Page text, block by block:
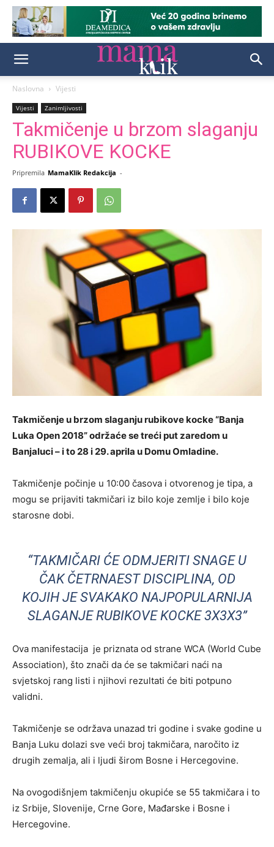
Naslovna Vijesti
Vijesti Zanimljivosti
Takmičenje u brzom slaganju
RUBIKOVE KOCKE
Pripremila MamaKlik Redakcija -
Takmičenje u brzom slaganju rubikove kocke “Banja
Luka Open 2018” održaće se treći put zaredom u
Banjaluci – i to 28 i 29. aprila u Domu Omladine.
Takmičenje počinje u 10:00 časova i otvorenog je tipa, a
mogu se prijaviti takmičari iz bilo koje zemlje i bilo koje
starosne dobi.
“TAKMIČARI ĆE ODMJERITI SNAGE U
ČAK ČETRNAEST DISCIPLINA, OD
KOJIH JE SVAKAKO NAJPOPULARNIJA
SLAGANJE RUBIKOVE KOCKE 3X3X3”
Ova manifestacija je priznata od strane WCA (World Cube
Association), što znači da će se takmičari naći na
svjetskoj rang listi i njihovi rezultati će biti potpuno
validni.
Takmičenje se održava unazad tri godine i svake godine u
Banja Luku dolazi sve veći broj takmičara, naročito iz
drugih zemalja, ali i ljudi širom Bosne i Hercegovine.
Na ovogodišnjem takmičenju okupiće se 55 takmičara i to
iz Srbije, Slovenije, Crne Gore, Mađarske i Bosne i
Hercegovine.